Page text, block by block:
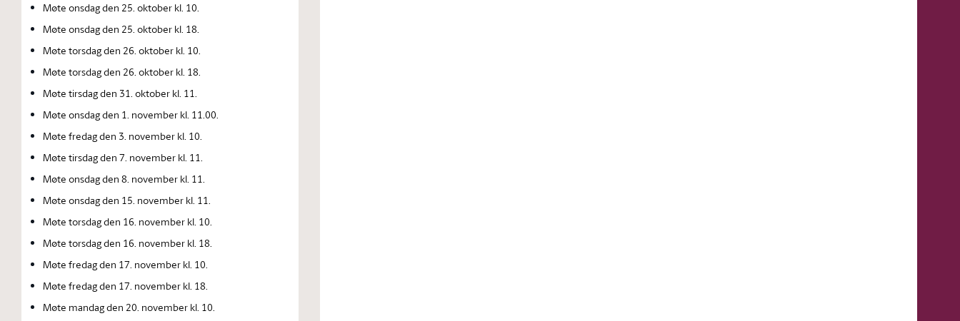
Møte onsdag den 25. oktober kl. 10.
Møte onsdag den 25. oktober kl. 18.
Møte torsdag den 26. oktober kl. 10.
Møte torsdag den 26. oktober kl. 18.
Møte tirsdag den 31. oktober kl. 11.
Møte onsdag den 1. november kl. 11.00.
Møte fredag den 3. november kl. 10.
Møte tirsdag den 7. november kl. 11.
Møte onsdag den 8. november kl. 11.
Møte onsdag den 15. november kl. 11.
Møte torsdag den 16. november kl. 10.
Møte torsdag den 16. november kl. 18.
Møte fredag den 17. november kl. 10.
Møte fredag den 17. november kl. 18.
Møte mandag den 20. november kl. 10.